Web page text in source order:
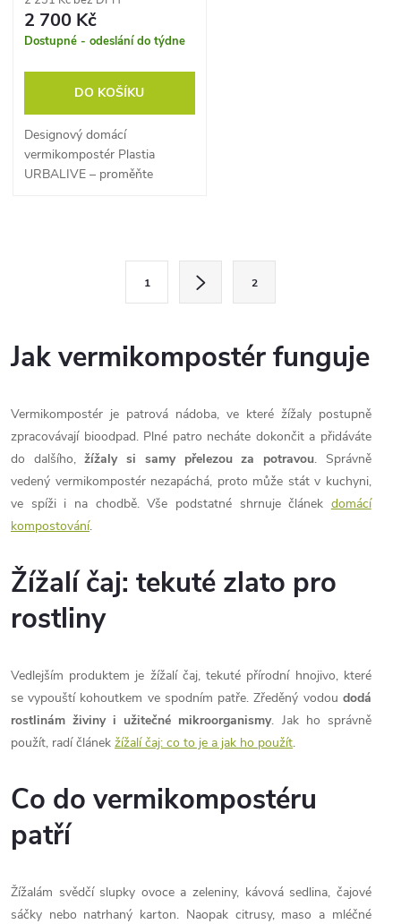
2 700 Kč
Dostupné - odeslání do týdne
DO KOŠÍKU
Designový domácí
vermikompostér Plastia
URBALIVE – proměňte
á
a
c
í
p
r
v
y
v
ý
p
i
s
u
á
n
o
v
á
n
í
1 2
Jak vermikompostér funguje
Vermikompostér je patrová nádoba, ve které žížaly postupně
zpracovávají bioodpad. Plné patro necháte dokončit a přidáváte
do dalšího,žížaly si samy přelezou za potravou. Správně
vedený vermikompostér nezapáchá, proto může stát v kuchyni,
ve spíži i na chodbě. Vše podstatné shrnuje článek domácí
kompostování.
Žížalí čaj: tekuté zlato pro
rostliny
Vedlejším produktem je žížalí čaj, tekuté přírodní hnojivo, které
se vypouští kohoutkem ve spodním patře. Zředěný vodou dodá
rostlinám živiny i užitečné mikroorganismy. Jak ho správně
použít, radí článek žížalí čaj: co to je a jak ho použít.
Co do vermikompostéru
patří
Žížalám svědčí slupky ovoce a zeleniny, kávová sedlina, čajové
sáčky nebo natrhaný karton. Naopak citrusy, maso a mléčné